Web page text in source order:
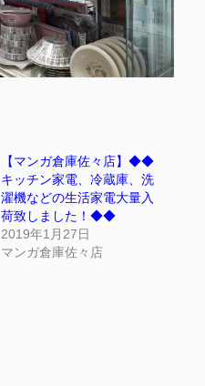
【マンガ倉庫佐々店】◆◆
キッチン家電、冷蔵庫、洗
濯機などの生活家電大量入
荷致しました！◆◆
2019年1月27日
マンガ倉庫佐々店